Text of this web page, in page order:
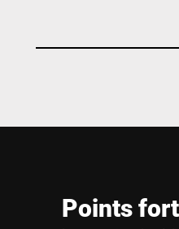
Points